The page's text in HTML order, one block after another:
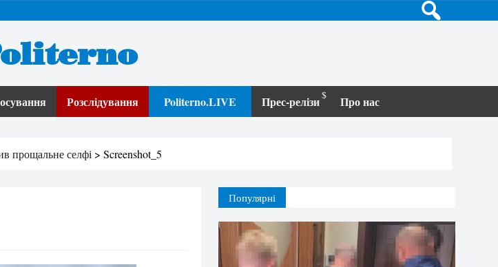
Розслідування Politerno.LIVE Прес-релізи Про нас
прощальне селфі > Screenshot_5
Популярні